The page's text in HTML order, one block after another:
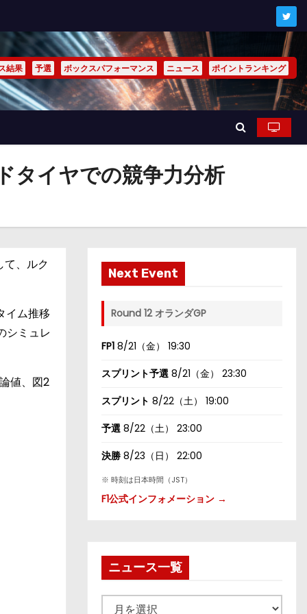
結果 予選 ボックスパフォーマンス ニュース ポイントランキング
タイヤでの競争力分析
て、ルク
イム推移
シミュレ
値、図2
Next Event
Round 12 オランダGP
FP1 8/21（金） 19:30
スプリント予選 8/21（金） 23:30
スプリント 8/22（土） 19:00
予選 8/22（土） 23:00
決勝 8/23（日） 22:00
※ 時刻は日本時間（JST）
F1公式インフォメーション →
ニュース一覧